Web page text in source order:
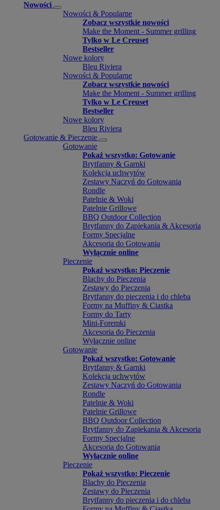
Nowości
Nowości & Popularne
Zobacz wszystkie nowości
Make the Moment - Summer grilling
Tylko w Le Creuset
Bestseller
Nowe kolory
Bleu Riviera
Nowości & Popularne
Zobacz wszystkie nowości
Make the Moment - Summer grilling
Tylko w Le Creuset
Bestseller
Nowe kolory
Bleu Riviera
Gotowanie & Pieczenie
Gotowanie
Pokaż wszystko: Gotowanie
Brytfanny & Garnki
Kolekcja uchwytów
Zestawy Naczyń do Gotowania
Rondle
Patelnie & Woki
Patelnie Grillowe
BBQ Outdoor Collection
Brytfanny do Zapiekania & Akcesoria
Formy Specjalne
Akcesoria do Gotowania
Wyłącznie online
Pieczenie
Pokaż wszystko: Pieczenie
Blachy do Pieczenia
Zestawy do Pieczenia
Brytfanny do pieczenia i do chleba
Formy na Muffiny & Ciastka
Formy do Tarty
Mini-Foremki
Akcesoria do Pieczenia
Wyłącznie online
Gotowanie
Pokaż wszystko: Gotowanie
Brytfanny & Garnki
Kolekcja uchwytów
Zestawy Naczyń do Gotowania
Rondle
Patelnie & Woki
Patelnie Grillowe
BBQ Outdoor Collection
Brytfanny do Zapiekania & Akcesoria
Formy Specjalne
Akcesoria do Gotowania
Wyłącznie online
Pieczenie
Pokaż wszystko: Pieczenie
Blachy do Pieczenia
Zestawy do Pieczenia
Brytfanny do pieczenia i do chleba